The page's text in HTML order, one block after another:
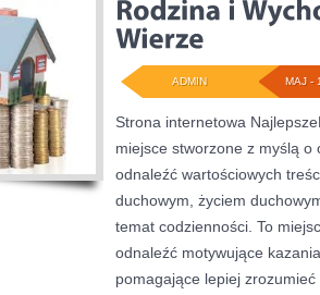
MAJ -
ADMIN
Strona internetowa
miejsce stworzone z myślą
odnaleźć wartościowych
duchowym, życiem
temat codzienności. To
odnaleźć motywujące
pomagające lepiej